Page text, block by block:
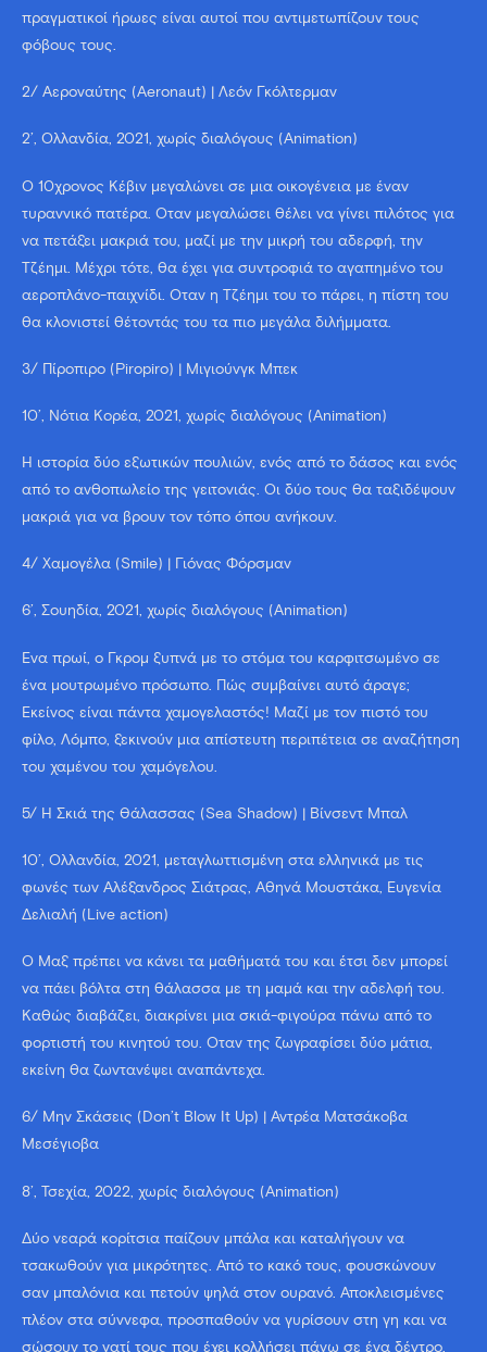
πραγματικοί ήρωες είναι αυτοί που αντιμετωπίζουν τους
φόβους τους.
2/ Αεροναύτης (Aeronaut) | Λεόν Γκόλτερμαν
2’, Ολλανδία, 2021, χωρίς διαλόγους (Animation)
Ο 10χρονος Κέβιν μεγαλώνει σε μια οικογένεια με έναν
τυραννικό πατέρα. Όταν μεγαλώσει θέλει να γίνει πιλότος για
να πετάξει μακριά του, μαζί με την μικρή του αδερφή, την
Τζέημι. Μέχρι τότε, θα έχει για συντροφιά το αγαπημένο του
αεροπλάνο-παιχνίδι. Όταν η Τζέημι του το πάρει, η πίστη του
θα κλονιστεί θέτοντάς του τα πιο μεγάλα διλήμματα.
3/ Πίροπιρο (Piropiro) | Μιγιούνγκ Μπεκ
10’, Νότια Κορέα, 2021, χωρίς διαλόγους (Animation)
Η ιστορία δύο εξωτικών πουλιών, ενός από το δάσος και ενός
από το ανθοπωλείο της γειτονιάς. Οι δύο τους θα ταξιδέψουν
μακριά για να βρουν τον τόπο όπου ανήκουν.
4/ Χαμογέλα (Smile) | Γιόνας Φόρσμαν
6’, Σουηδία, 2021, χωρίς διαλόγους (Animation)
Ένα πρωί, ο Γκρομ ξυπνά με το στόμα του καρφιτσωμένο σε
ένα μουτρωμένο πρόσωπο. Πώς συμβαίνει αυτό άραγε;
Εκείνος είναι πάντα χαμογελαστός! Μαζί με τον πιστό του
φίλο, Λόμπο, ξεκινούν μια απίστευτη περιπέτεια σε αναζήτηση
του χαμένου του χαμόγελου.
5/ Η Σκιά της Θάλασσας (Sea Shadow) | Βίνσεντ Μπαλ
10’, Ολλανδία, 2021, μεταγλωττισμένη στα ελληνικά με τις
φωνές των Αλέξανδρος Σιάτρας, Αθηνά Μουστάκα, Ευγενία
Δελιαλή (Live action)
Ο Μαξ πρέπει να κάνει τα μαθήματά του και έτσι δεν μπορεί
να πάει βόλτα στη θάλασσα με τη μαμά και την αδελφή του.
Καθώς διαβάζει, διακρίνει μια σκιά-φιγούρα πάνω από το
φορτιστή του κινητού του. Όταν της ζωγραφίσει δύο μάτια,
εκείνη θα ζωντανέψει αναπάντεχα.
6/ Μην Σκάσεις (Don’t Blow It Up) | Αντρέα Ματσάκοβα
Μεσέγιοβα
8’, Τσεχία, 2022, χωρίς διαλόγους (Animation)
Δύο νεαρά κορίτσια παίζουν μπάλα και καταλήγουν να
τσακωθούν για μικρότητες. Από το κακό τους, φουσκώνουν
σαν μπαλόνια και πετούν ψηλά στον ουρανό. Αποκλεισμένες
πλέον στα σύννεφα, προσπαθούν να γυρίσουν στη γη και να
σώσουν το γατί τους που έχει κολλήσει πάνω σε ένα δέντρο.